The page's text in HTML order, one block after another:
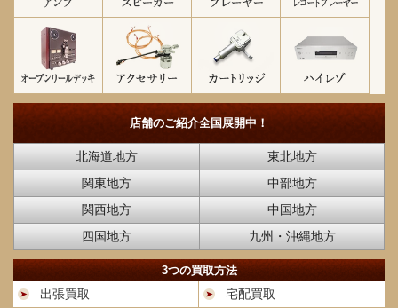
店舗のご紹介全国展開中！
北海道地方
東北地方
関東地方
中部地方
関西地方
中国地方
四国地方
九州・沖縄地方
3つの買取方法
出張買取
宅配買取